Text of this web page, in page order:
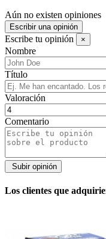
Aún no existen opiniones
Escribir una opinión
Escribe tu opinión ×
Nombre
Título
Valoración
Comentario
Los clientes que